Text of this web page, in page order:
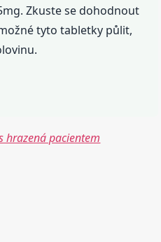
Zkuste se dohodnout
tyto tabletky půlit,
hrazená pacientem